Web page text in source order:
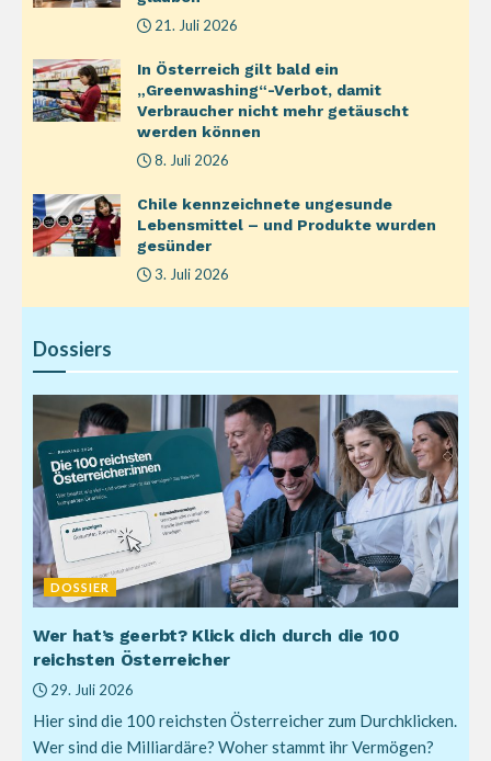
21. Juli 2026
In Österreich gilt bald ein
„Greenwashing“-Verbot, damit
Verbraucher nicht mehr getäuscht
werden können
8. Juli 2026
Chile kennzeichnete ungesunde
Lebensmittel – und Produkte wurden
gesünder
3. Juli 2026
Dossiers
DOSSIER
Wer hat’s geerbt? Klick dich durch die 100
reichsten Österreicher
29. Juli 2026
Hier sind die 100 reichsten Österreicher zum Durchklicken.
Wer sind die Milliardäre? Woher stammt ihr Vermögen?